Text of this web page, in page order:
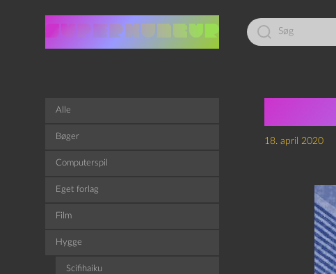
Led
efter:
18. april 2020
Alle
Bøger
Computerspil
Eget forlag
Film
Hygge
Scifihaiku